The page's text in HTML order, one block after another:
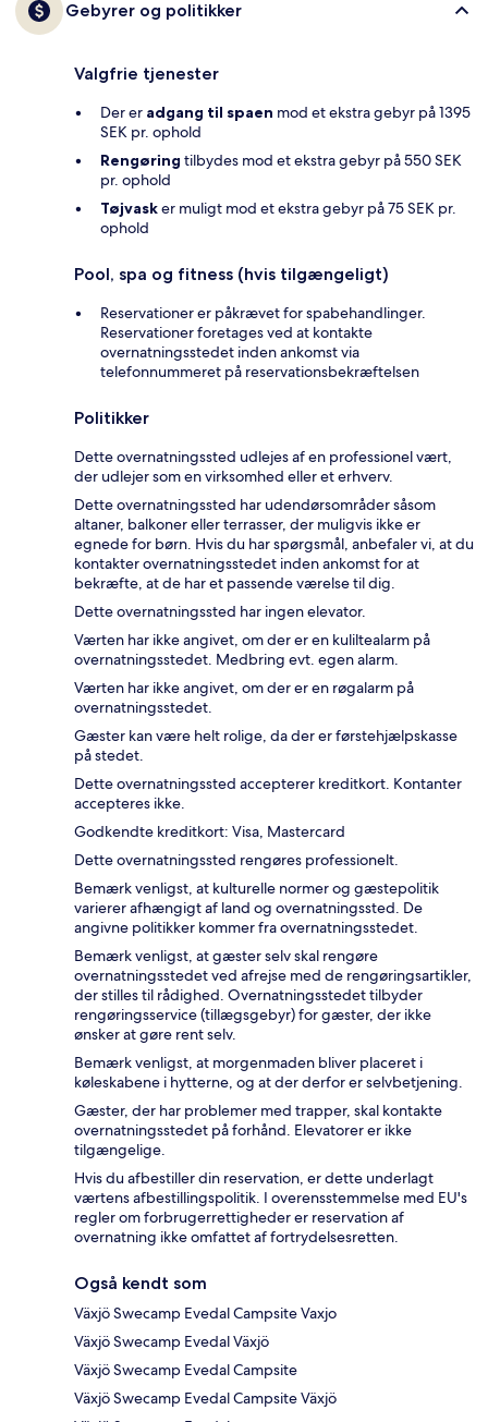
Gebyrer og politikker
Valgfrie tjenester
Der er adgang til spaen mod et ekstra gebyr på 1395
SEK pr. ophold
Rengøring tilbydes mod et ekstra gebyr på 550 SEK
pr. ophold
Tøjvasker muligt mod et ekstra gebyr på 75 SEK pr.
ophold
Pool, spa og fitness (hvis tilgængeligt)
Reservationer er påkrævet for spabehandlinger.
Reservationer foretages ved at kontakte
overnatningsstedet inden ankomst via
telefonnummeret på reservationsbekræftelsen
Politikker
Dette overnatningssted udlejes af en professionel vært,
der udlejer som en virksomhed eller et erhverv.
Dette overnatningssted har udendørsområder såsom
altaner, balkoner eller terrasser, der muligvis ikke er
egnede for børn. Hvis du har spørgsmål, anbefaler vi, at du
kontakter overnatningsstedet inden ankomst for at
bekræfte, at de har et passende værelse til dig.
Dette overnatningssted har ingen elevator.
Værten har ikke angivet, om der er en kuliltealarm på
overnatningsstedet. Medbring evt. egen alarm.
Værten har ikke angivet, om der er en røgalarm på
overnatningsstedet.
Gæster kan være helt rolige, da der er førstehjælpskasse
på stedet.
Dette overnatningssted accepterer kreditkort. Kontanter
accepteres ikke.
Godkendte kreditkort: Visa, Mastercard
Dette overnatningssted rengøres professionelt.
Bemærk venligst, at kulturelle normer og gæstepolitik
varierer afhængigt af land og overnatningssted. De
angivne politikker kommer fra overnatningsstedet.
Bemærk venligst, at gæster selv skal rengøre
overnatningsstedet ved afrejse med de rengøringsartikler,
der stilles til rådighed. Overnatningsstedet tilbyder
rengøringsservice (tillægsgebyr) for gæster, der ikke
ønsker at gøre rent selv.
Bemærk venligst, at morgenmaden bliver placeret i
køleskabene i hytterne, og at der derfor er selvbetjening.
Gæster, der har problemer med trapper, skal kontakte
overnatningsstedet på forhånd. Elevatorer er ikke
tilgængelige.
Hvis du afbestiller din reservation, er dette underlagt
værtens afbestillingspolitik. I overensstemmelse med EU's
regler om forbrugerrettigheder er reservation af
overnatning ikke omfattet af fortrydelsesretten.
Også kendt som
Växjö Swecamp Evedal Campsite Vaxjo
Växjö Swecamp Evedal Växjö
Växjö Swecamp Evedal Campsite
Växjö Swecamp Evedal Campsite Växjö